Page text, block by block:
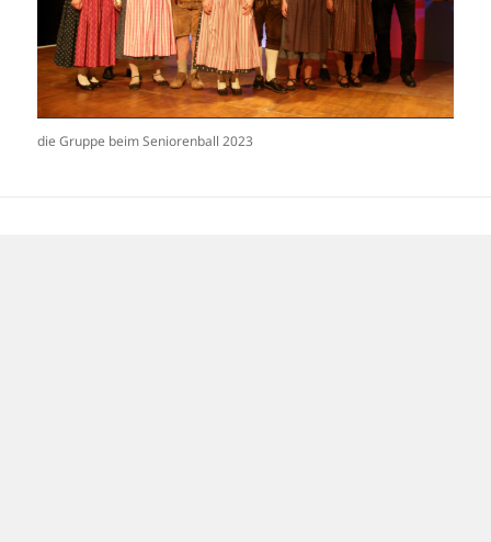
die Gruppe beim Seniorenball 2023